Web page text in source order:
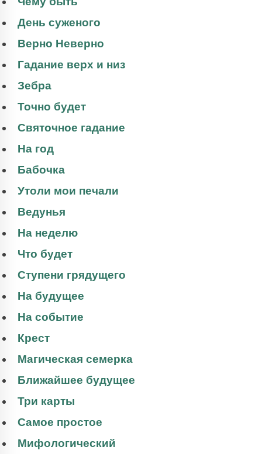
День суженого
Верно Неверно
Гадание верх и низ
Зебра
Точно будет
Святочное гадание
На год
Бабочка
Утоли мои печали
Ведунья
На неделю
Что будет
Ступени грядущего
На будущее
На событие
Крест
Магическая семерка
Ближайшее будущее
Три карты
Самое простое
Мифологический